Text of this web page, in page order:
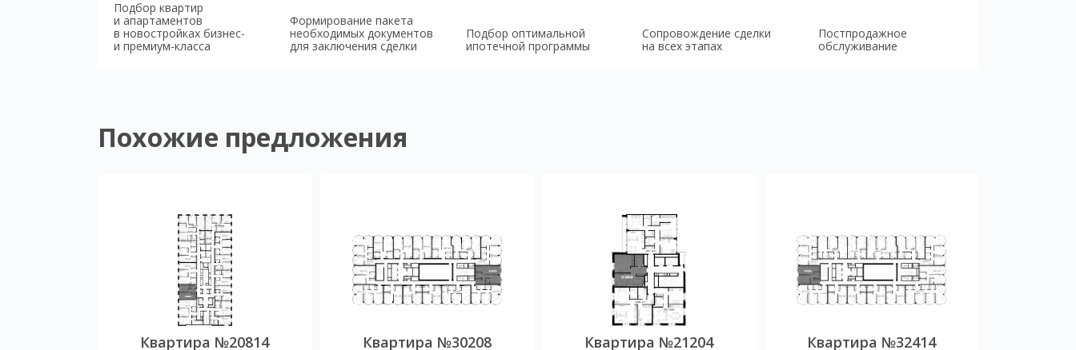
Подбор квартир
и апартаментов
в новостройках бизнес-
и премиум-класса
Формирование пакета
необходимых документов
для заключения сделки
Подбор оптимальной
ипотечной программы
Сопровождение сделки
на всех этапах
Постпродажное
обслуживание
Похожие предложения
Квартира №20814 Квартира №30208 Квартира №21204 Квартира №32414